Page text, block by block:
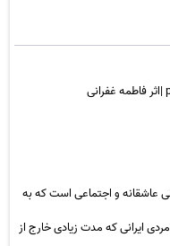
عاشقانه و اجتماعی است که به
ایرانی که مدت زیادی خارج از